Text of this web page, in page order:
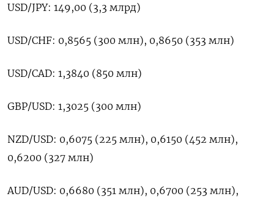
USD/JPY: 149,00 (3,3 млрд)
USD/CHF: 0,8565 (300 млн), 0,8650 (353 млн)
USD/CAD: 1,3840 (850 млн)
GBP/USD: 1,3025 (300 млн)
NZD/USD: 0,6075 (225 млн), 0,6150 (452 млн),
0,6200 (327 млн)
AUD/USD: 0,6680 (351 млн), 0,6700 (253 млн),